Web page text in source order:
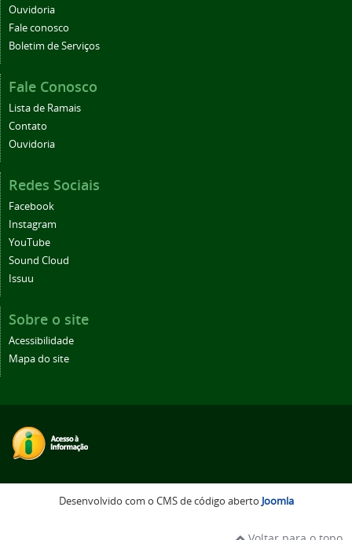
Ouvidoria
Fale conosco
Boletim de Serviços
Fale Conosco
Lista de Ramais
Contato
Ouvidoria
Redes Sociais
Facebook
Instagram
YouTube
Sound Cloud
Issuu
Sobre o site
Acessibilidade
Mapa do site
Desenvolvido com o CMS de código aberto Joomla